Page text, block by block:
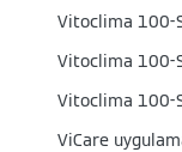
Vitoclima 100-
Vitoclima 100-
Vitoclima 100-
ViCare